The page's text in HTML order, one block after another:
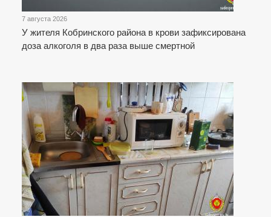
7 августа 2026
У жителя Кобринского района в крови зафиксирована
доза алкоголя в два раза выше смертной